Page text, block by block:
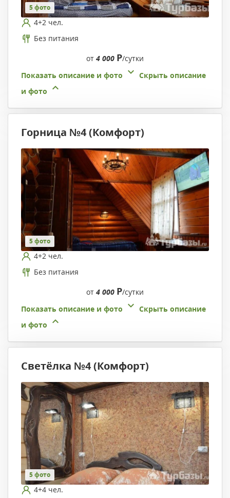
5 фото
4+2 чел.
Без питания
от 4 000 Р/сутки
Показать описание и фото
Скрыть описание
и фото
Горница №4 (Комфорт)
5 фото
4+2 чел.
Без питания
от 4 000 Р/сутки
Показать описание и фото
Скрыть описание
и фото
Светёлка №4 (Комфорт)
5 фото
4+4 чел.